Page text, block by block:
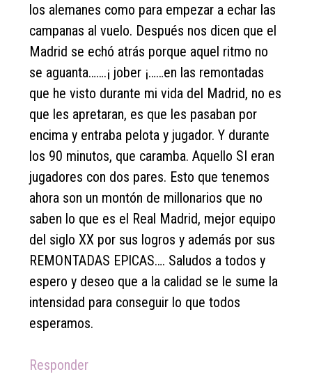
los alemanes como para empezar a echar las
campanas al vuelo. Después nos dicen que el
Madrid se echó atrás porque aquel ritmo no
se aguanta…….¡ jober ¡……en las remontadas
que he visto durante mi vida del Madrid, no es
que les apretaran, es que les pasaban por
encima y entraba pelota y jugador. Y durante
los 90 minutos, que caramba. Aquello SI eran
jugadores con dos pares. Esto que tenemos
ahora son un montón de millonarios que no
saben lo que es el Real Madrid, mejor equipo
del siglo XX por sus logros y además por sus
REMONTADAS EPICAS…. Saludos a todos y
espero y deseo que a la calidad se le sume la
intensidad para conseguir lo que todos
esperamos.
Responder